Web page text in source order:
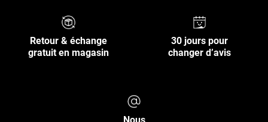
Retour & échange
gratuit en magasin
30 jours pour
changer d’avis